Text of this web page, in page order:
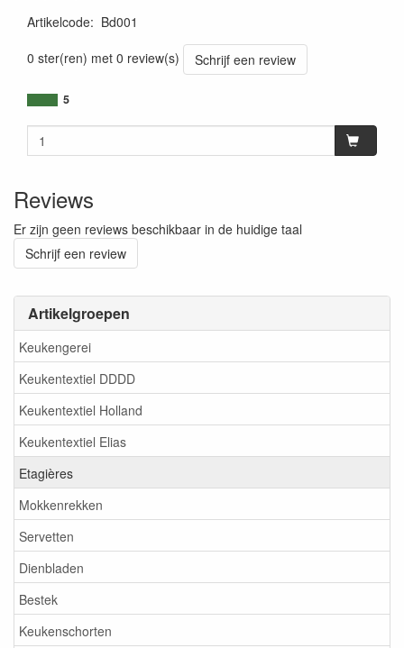
Artikelgroepen
Keukengerei
Keukentextiel DDDD
Keukentextiel Holland
Keukentextiel Elias
Etagières
Mokkenrekken
Servetten
Dienbladen
Bestek
Keukenschorten
Artikelcode: Bd001
0 ster(ren) met 0 review(s)
Schrijf een review
5
Reviews
Er zijn geen reviews beschikbaar in de huidige taal
Schrijf een review